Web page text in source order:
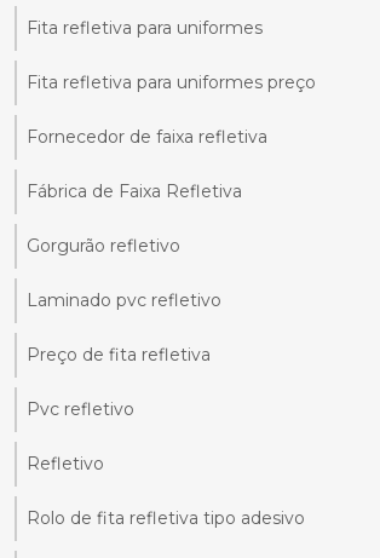
Fita refletiva para uniformes
Fita refletiva para uniformes preço
Fornecedor de faixa refletiva
Fábrica de Faixa Refletiva
Gorgurão refletivo
Laminado pvc refletivo
Preço de fita refletiva
Pvc refletivo
Refletivo
Rolo de fita refletiva tipo adesivo